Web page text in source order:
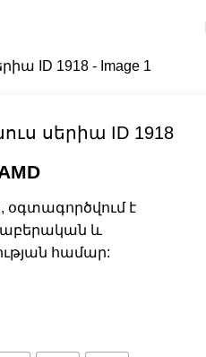
սերիա ID 1918
օգտագործվում է
և
համար: